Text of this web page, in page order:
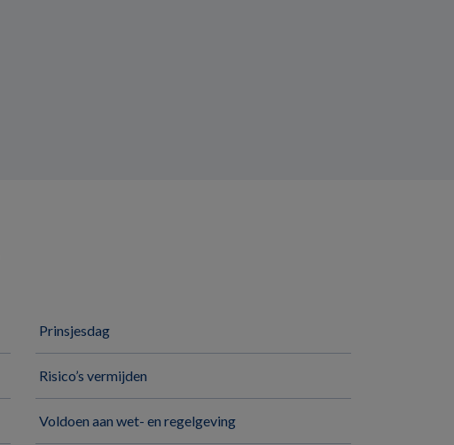
Prinsjesdag
Risico’s vermijden
Voldoen aan wet- en regelgeving